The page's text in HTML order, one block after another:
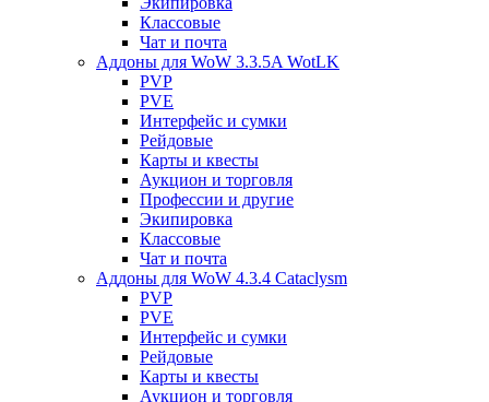
Классовые
Чат и почта
Аддоны для WoW 3.3.5A WotLK
PVP
PVE
Интерфейс и сумки
Рейдовые
Карты и квесты
Аукцион и торговля
Профессии и другие
Экипировка
Классовые
Чат и почта
Аддоны для WoW 4.3.4 Cataclysm
PVP
PVE
Интерфейс и сумки
Рейдовые
Карты и квесты
Аукцион и торговля